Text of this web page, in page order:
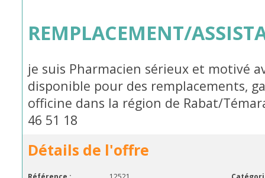
REMPLACEMENT/
je suis Pharmacien sérieux et motivé
disponible pour des remplacements,
officine dans la région de Rabat/
46 51 18
Détails de l'offre